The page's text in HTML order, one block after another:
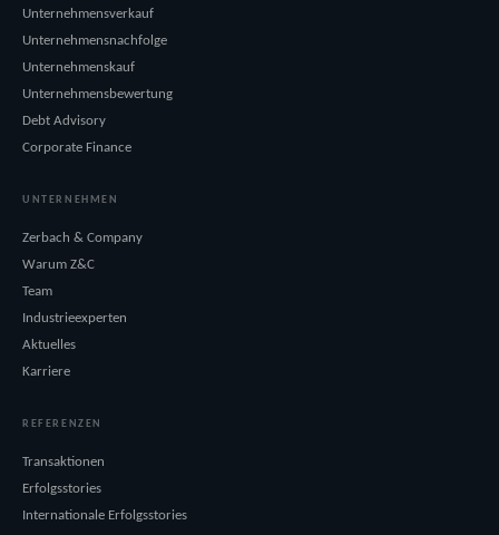
Unternehmensverkauf
Unternehmensnachfolge
Unternehmenskauf
Unternehmensbewertung
Debt Advisory
Corporate Finance
UNTERNEHMEN
Zerbach & Company
Warum Z&C
Team
Industrieexperten
Aktuelles
Karriere
REFERENZEN
Transaktionen
Erfolgsstories
Internationale Erfolgsstories